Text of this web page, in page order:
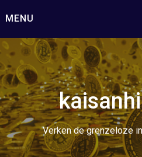
naar
inhoud
MENU
Verken de grenzeloze